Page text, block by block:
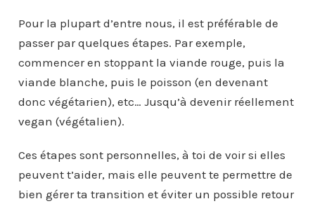
Pour la plupart d’entre nous, il est préférable de
passer par quelques étapes. Par exemple,
commencer en stoppant la viande rouge, puis la
viande blanche, puis le poisson (en devenant
donc végétarien), etc… Jusqu’à devenir réellement
vegan (végétalien).
Ces étapes sont personnelles, à toi de voir si elles
peuvent t’aider, mais elle peuvent te permettre de
bien gérer ta transition et éviter un possible retour